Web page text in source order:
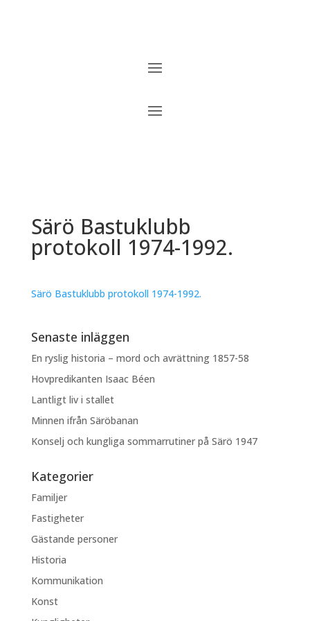
Särö Bastuklubb
protokoll 1974-1992.
Särö Bastuklubb protokoll 1974-1992.
Senaste inläggen
En ryslig historia – mord och avrättning 1857-58
Hovpredikanten Isaac Béen
Lantligt liv i stallet
Minnen ifrån Säröbanan
Konselj och kungliga sommarrutiner på Särö 1947
Kategorier
Familjer
Fastigheter
Gästande personer
Historia
Kommunikation
Konst